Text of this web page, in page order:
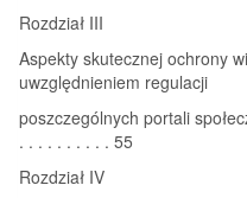
Rozdział III
Aspekty skutecznej ochrony
uwzględnieniem regulacji
poszczególnych portali
. . . . . . . . . . 55
Rozdział IV